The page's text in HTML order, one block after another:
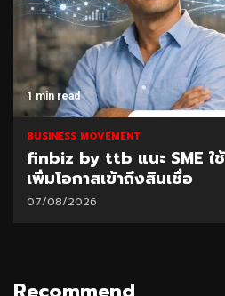
1 min read
BUSINESS MOVEMENT
finbiz by ttb แนะ SME ใ
เพิ่มโอกาสเข้าถึงสินเชื่อ
07/08/2026